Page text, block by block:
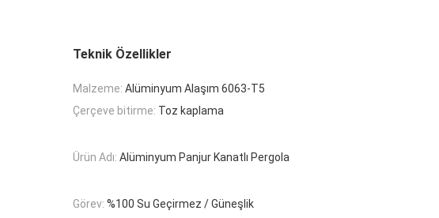
Teknik Özellikler
Malzeme: Alüminyum Alaşım 6063-T5
Çerçeve bitirme: Toz kaplama
Ürün Adı: Alüminyum Panjur Kanatlı Pergola
Görev: %100 Su Geçirmez / Güneşlik